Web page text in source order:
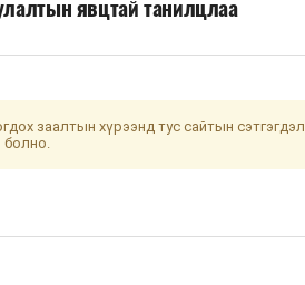
явцтай танилцлаа
заалтын хүрээнд тус сайтын сэтгэгдэл
болно.